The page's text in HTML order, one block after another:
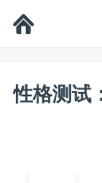
性格测试